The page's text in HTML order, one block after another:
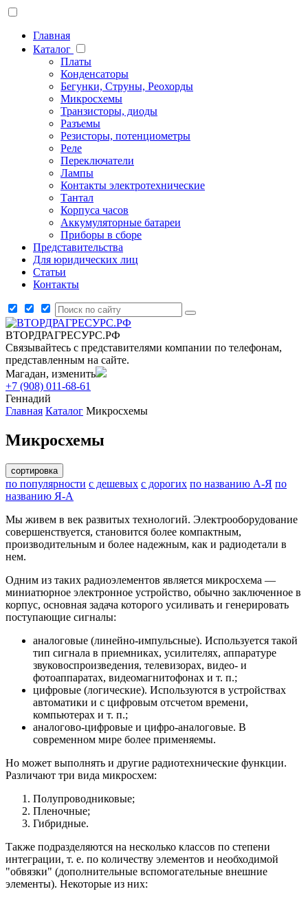
Главная
Каталог
Платы
Конденсаторы
Бегунки, Струны, Реохорды
Микросхемы
Транзисторы, диоды
Разъемы
Резисторы, потенциометры
Реле
Переключатели
Лампы
Контакты электротехнические
Тантал
Корпуса часов
Аккумуляторные батареи
Приборы в сборе
Представительства
Для юридических лиц
Статьи
Контакты
ВТОРДРАГРЕСУРС.РФ
Связывайтесь с представителями компании по телефонам,
представленным на сайте.
Магадан, изменить
+7 (908) 011-68-61
Геннадий
Главная Каталог Микросхемы
Микросхемы
сортировка
по популярности с дешевых с дорогих по названию А-Я по
названию Я-А
Мы живем в век развитых технологий. Электрооборудование
совершенствуется, становится более компактным,
производительным и более надежным, как и радиодетали в
нем.
Одним из таких радиоэлементов является микросхема —
миниатюрное электронное устройство, обычно заключенное в
корпус, основная задача которого усиливать и генерировать
поступающие сигналы:
аналоговые (линейно-импульсные). Используется такой
тип сигнала в приемниках, усилителях, аппаратуре
звуковоспроизведения, телевизорах, видео- и
фотоаппаратах, видеомагнитофонах и т. п.;
цифровые (логические). Используются в устройствах
автоматики и с цифровым отсчетом времени,
компьютерах и т. п.;
аналогово-цифровые и цифро-аналоговые. В
современном мире более применяемы.
Но может выполнять и другие радиотехнические функции.
Различают три вида микросхем:
Полупроводниковые;
Пленочные;
Гибридные.
Также подразделяются на несколько классов по степени
интеграции, т. е. по количеству элементов и необходимой
"обвязки" (дополнительные вспомогательные внешние
элементы). Некоторые из них: